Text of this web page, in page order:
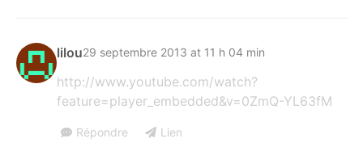
lilou29 septembre 2013 at 11 h 04 min
http://www.youtube.com/watch?
feature=player_embedded&v=0ZmQ-YL63fM
Répondre Lien